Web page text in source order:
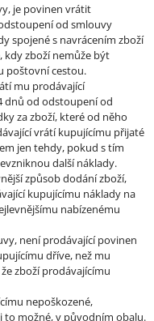
je povinen vrátit
od smlouvy
spojené s navrácením zboží
kdy zboží nemůže být
poštovní cestou.
mu prodávající
dnů od odstoupení od
za zboží, které od něho
vrátí kupujícímu přijaté
jen tehdy, pokud s tím
další náklady.
způsob dodání zboží,
kupujícímu náklady na
nabízenému
není prodávající povinen
dříve, než mu
zboží prodávajícímu
nepoškozené,
to možné, v původním obalu.